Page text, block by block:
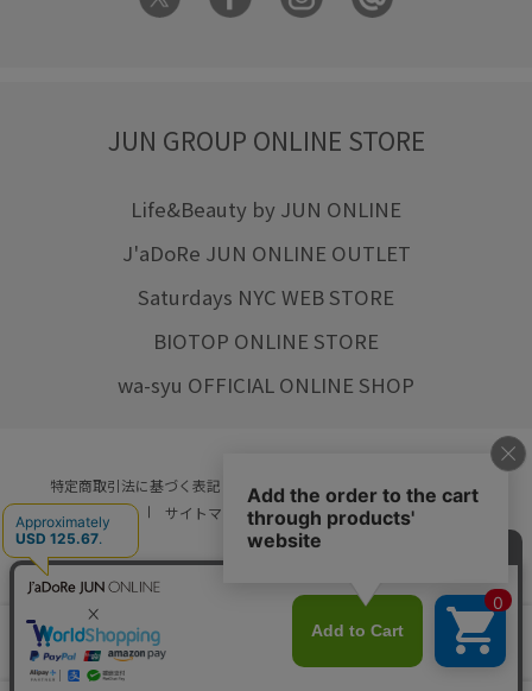
JUN GROUP ONLINE STORE
Life&Beauty by JUN ONLINE
J'aDoRe JUN ONLINE OUTLET
Saturdays NYC WEB STORE
BIOTOP ONLINE STORE
wa-syu OFFICIAL ONLINE SHOP
特定商取引法に基づく表記 プライバシーポリシー
会社概要
ご利用規約
サイトマップ リクルート ご利用ガイド
© JUN CO.,LTD. ALL RIGHTS RESERVED.
店舗在庫
をみる
カートに入れる